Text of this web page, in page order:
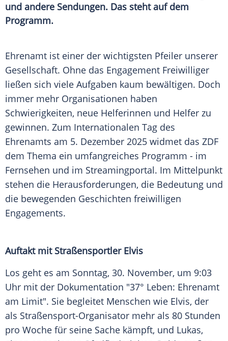
und andere Sendungen. Das steht auf dem
Programm.
Ehrenamt ist einer der wichtigsten Pfeiler unserer
Gesellschaft. Ohne das Engagement Freiwilliger
ließen sich viele Aufgaben kaum bewältigen. Doch
immer mehr Organisationen haben
Schwierigkeiten, neue Helferinnen und Helfer zu
gewinnen. Zum Internationalen Tag des
Ehrenamts am 5. Dezember 2025 widmet das ZDF
dem Thema ein umfangreiches Programm - im
Fernsehen und im Streamingportal. Im Mittelpunkt
stehen die Herausforderungen, die Bedeutung und
die bewegenden Geschichten freiwilligen
Engagements.
Auftakt mit Straßensportler Elvis
Los geht es am Sonntag, 30. November, um 9:03
Uhr mit der Dokumentation "37° Leben: Ehrenamt
am Limit". Sie begleitet Menschen wie Elvis, der
als Straßensport-Organisator mehr als 80 Stunden
pro Woche für seine Sache kämpft, und Lukas,